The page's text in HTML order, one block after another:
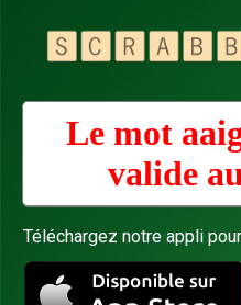
Le mot
valide
Téléchargez notre appli